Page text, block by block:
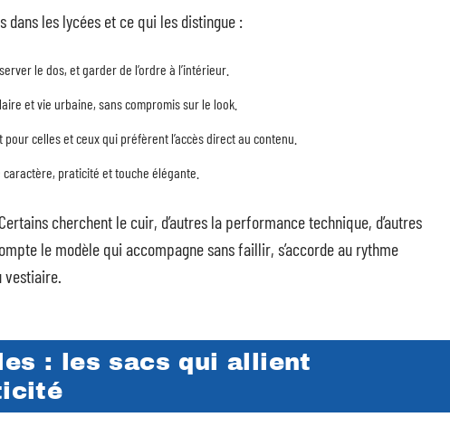
les lycées et ce qui les distingue :
le dos, et garder de l’ordre à l’intérieur.
et vie urbaine, sans compromis sur le look.
celles et ceux qui préfèrent l’accès direct au contenu.
praticité et touche élégante.
cherchent le cuir, d’autres la performance technique, d’autres
le modèle qui accompagne sans faillir, s’accorde au rythme
vestiaire.
: les sacs qui allient